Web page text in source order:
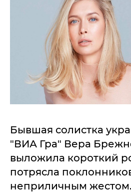
Бывшая солистка
"ВИА Гра" Вера
выложила короткий
потрясла
неприличным жестом.